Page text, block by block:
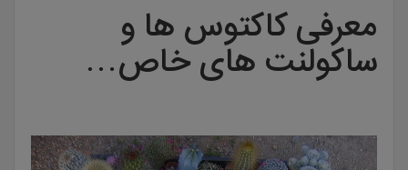
معرفی کاکتوس ها و
ساکولنت های خاص…